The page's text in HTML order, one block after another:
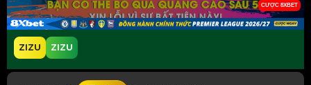
ZIZU ZIZU